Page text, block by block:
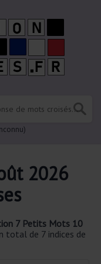
2026
7 Petits Mots 10
total de 7 indices de